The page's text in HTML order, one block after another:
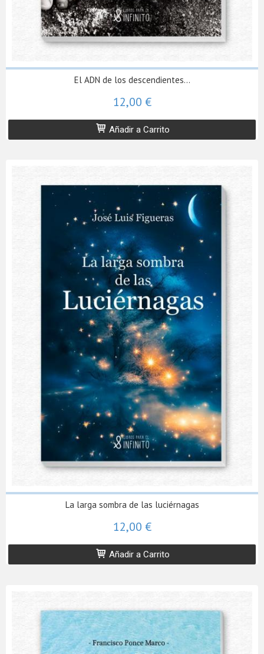
El ADN de los descendientes...
12,00 €
Añadir a Carrito
La larga sombra de las luciérnagas
12,00 €
Añadir a Carrito